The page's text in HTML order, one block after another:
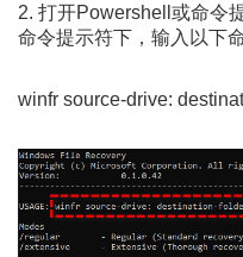
2. 打开Powershell或命令
命令提示符下，输入以下
winfr source-drive: